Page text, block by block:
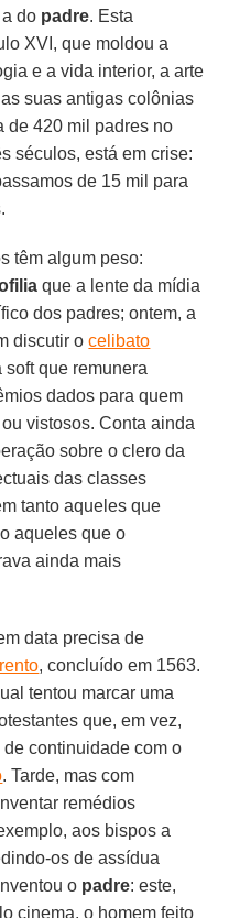
do padre. Esta
XVI, que moldou a
e a vida interior, a arte
suas antigas colônias
de 420 mil padres no
séculos, está em crise:
de 15 mil para
têm algum peso:
que a lente da mídia
dos padres; ontem, a
discutir ocelibato
soft que remunera
dados para quem
vistosos. Conta ainda
sobre o clero da
das classes
tanto aqueles que
aqueles que o
ainda mais
data precisa de
, concluído em 1563.
tentou marcar uma
que, em vez,
de continuidade com o
. Tarde, mas com
remédios
aos bispos a
os de assídua
o padre: este,
cinema, o homem feito